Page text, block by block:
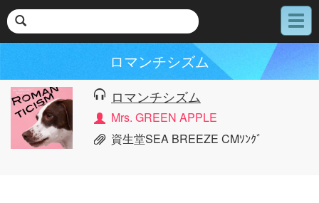
メ
ニ
ロマンチシズム
ロマンチシズム
Mrs. GREEN APPLE
資生堂SEA BREEZE CMｿﾝｸﾞ